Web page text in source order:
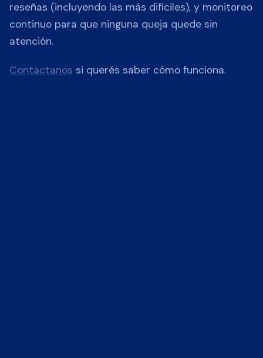
reseñas (incluyendo las más difíciles), y monitoreo
continuo para que ninguna queja quede sin
atención.
Contactanos si querés saber cómo funciona.